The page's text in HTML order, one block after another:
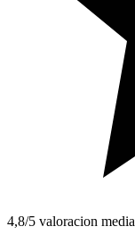
4,8/5 valoracion media